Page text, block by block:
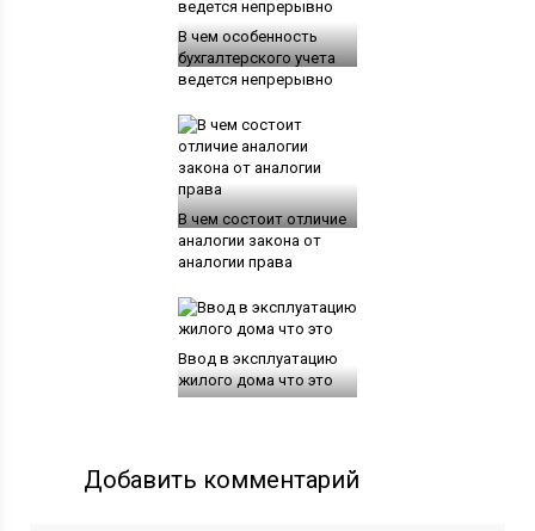
В чем особенность
бухгалтерского учета
ведется непрерывно
В чем состоит отличие
аналогии закона от
аналогии права
Ввод в эксплуатацию
жилого дома что это
Добавить комментарий